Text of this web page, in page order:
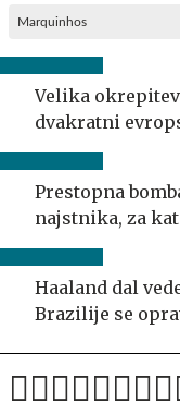
Marquinhos
Velika
dvakratni
Prestopna
najstnika, za
Haaland dal
Brazilije se